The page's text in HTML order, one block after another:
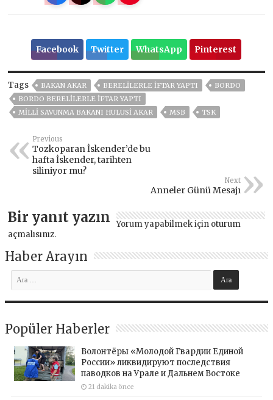
Facebook Twitter WhatsApp Pinterest
Tags BAKAN AKAR BERELILERLE İFTAR YAPTI
BORDO
BORDO BERELILERLE İFTAR YAPTI
MILLI SAVUNMA BAKANI HULUSI AKAR
MSB TSK
Previous
Tozkoparan İskender’de bu
hafta İskender, tarihten
siliniyor mu?
Next
Anneler Günü Mesajı
Bir yanıt yazın Yorum yapabilmek için oturum
açmalısınız.
Haber Arayın
Popüler Haberler
Волонтёры «Молодой Гвардии Единой
России» ликвидируют последствия
паводков на Урале и Дальнем Востоке
21 dakika önce